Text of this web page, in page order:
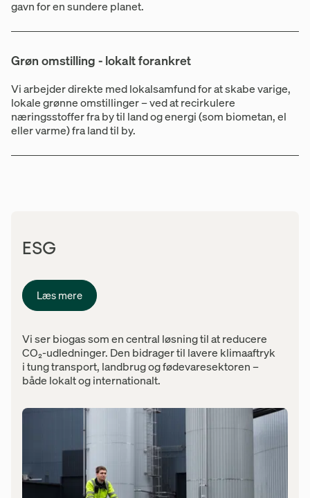
gavn for en sundere planet.
Grøn omstilling - lokalt forankret
Vi arbejder direkte med lokalsamfund for at skabe varige,
lokale grønne omstillinger – ved at recirkulere
næringsstoffer fra by til land og energi (som biometan, el
eller varme) fra land til by.
ESG
Læs mere
Vi ser biogas som en central løsning til at reducere
CO₂-udledninger. Den bidrager til lavere klimaaftryk
i tung transport, landbrug og fødevaresektoren –
både lokalt og internationalt.